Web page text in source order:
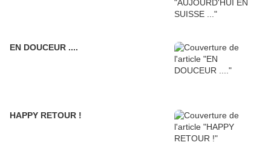
EN DOUCEUR ....
HAPPY RETOUR !